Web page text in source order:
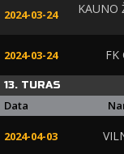
2024-03-24 KAUNO
2024-03-24 FK
13. TURAS
Data
2024-04-03